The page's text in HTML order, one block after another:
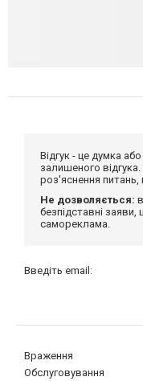
Відгук - це думка
залишеного
роз'яснення питань,
Не дозволяється:
безпідставні
самореклама.
Введіть email:
Враження
Обслуговування